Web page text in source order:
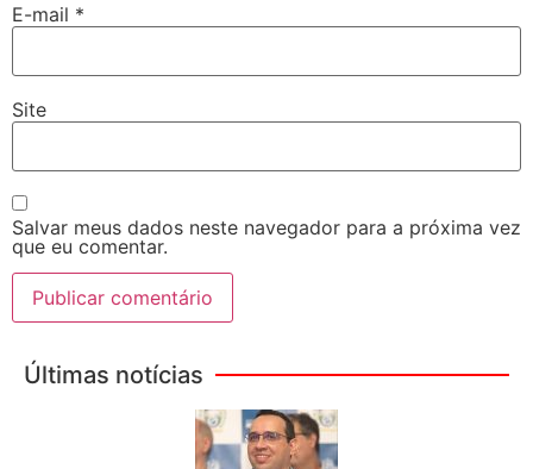
E-mail *
Site
Salvar meus dados neste navegador para a próxima vez
que eu comentar.
Últimas notícias